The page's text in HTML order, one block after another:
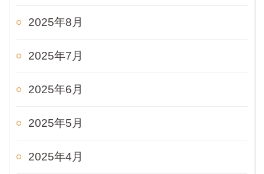
2025年8月
2025年7月
2025年6月
2025年5月
2025年4月